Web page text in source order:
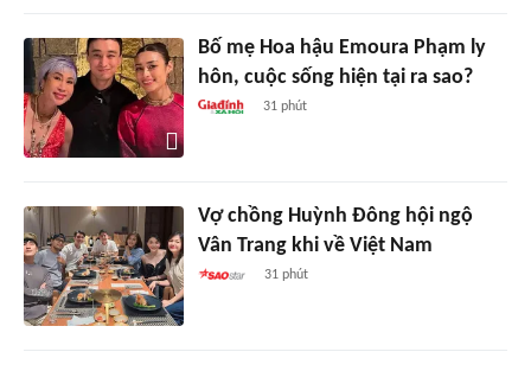
Bố mẹ Hoa hậu Emoura Phạm ly
hôn, cuộc sống hiện tại ra sao?
31 phút
Vợ chồng Huỳnh Đông hội ngộ
Vân Trang khi về Việt Nam
31 phút